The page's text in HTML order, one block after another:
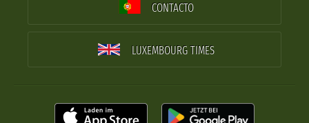
CONTACTO
LUXEMBOURG TIMES